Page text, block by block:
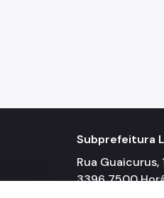
Subprefeitura
Rua
3396 7500